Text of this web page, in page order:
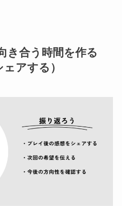
き合う時間を作る
アする）